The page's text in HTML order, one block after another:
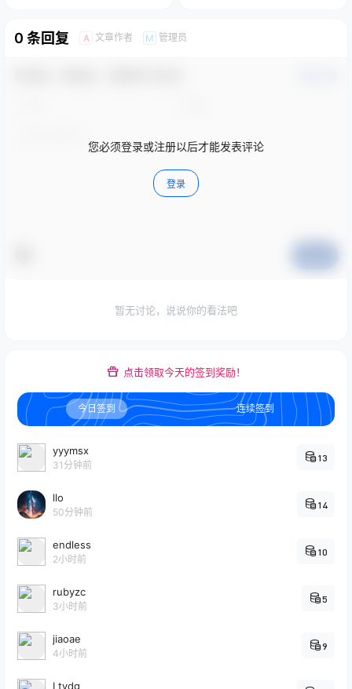
0 条回复 A 文章作者 M 管理员
您必须登录或注册以后才能发表评论
登录
暂无讨论，说说你的看法吧
点击领取今天的签到奖励！
今日签到 连续签到
yyymsx
31分钟前
13
llo
50分钟前
14
endless
2小时前
10
rubyzc
3小时前
5
jiaoae
4小时前
9
Ltydg